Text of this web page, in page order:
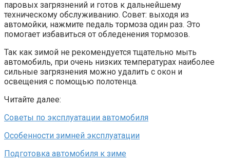
паровых загрязнений и готов к дальнейшему
техническому обслуживанию. Совет: выходя из
автомойки, нажмите педаль тормоза один раз. Это
помогает избавиться от обледенения тормозов.
Так как зимой не рекомендуется тщательно мыть
автомобиль, при очень низких температурах наиболее
сильные загрязнения можно удалить с окон и
освещения с помощью полотенца.
Читайте далее:
Советы по эксплуатации автомобиля
Особенности зимней эксплуатации
Подготовка автомобиля к зиме